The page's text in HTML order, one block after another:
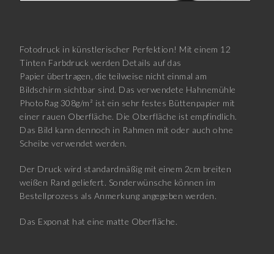
Fotodruck in künstlerischer Perfektion! Mit einem 12
Tinten Farbdruck werden Details auf das
Papier übertragen, die teilweise nicht einmal am
Bildschirm sichtbar sind. Das verwendete Hahnemühle
PhotoRag 308g/m² ist ein sehr festes Büttenpapier mit
einer rauen Oberfläche. Die Oberfläche ist empfindlich.
Das Bild kann dennoch in Rahmen mit oder auch ohne
Scheibe verwendet werden.
Der Druck wird standardmäßig mit einem 2cm breiten
weißen Rand geliefert. Sonderwünsche können im
Bestellprozess als Anmerkung angegeben werden.
Das Exponat hat eine matte Oberfläche.